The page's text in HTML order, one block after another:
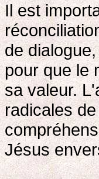
Il est
de
pour que le
sa valeur.
radicales
Jésus